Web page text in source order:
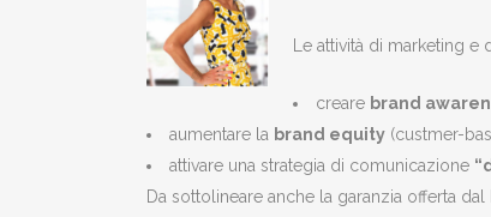
Le attività di marketing
creare brand
aumentare la brand equity (custmer-
attivare una strategia di comunicazione
Da sottolineare anche la garanzia offerta